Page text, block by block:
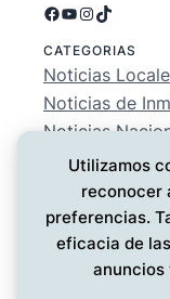
Facebook
YouTube
Instagram
TikTok
CATEGORIAS
Noticias
Noticias de
Noticias
Deportes
EMPRESA
Conócenos
Política de
Utilizamos
reconocer
preferencias.
eficacia de
anuncios